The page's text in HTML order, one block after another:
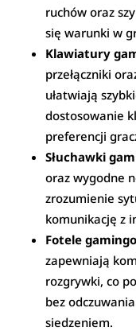
ruchów oraz
się warunki w
Klawiatury
przełączniki
ułatwiają
dostosowanie
preferencji
Słuchawki
oraz wygodne
zrozumienie
komunikację z
Fotele
zapewniają
rozgrywki, co
bez
siedzeniem.